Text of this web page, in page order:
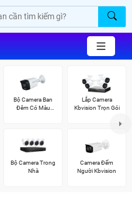
Bộ Camera Ban
Đêm Có Màu
Lắp Camera
Kbvision Trọn Gói
Bộ Camera Trong
Nhà
Camera Đếm
Người Kbvision